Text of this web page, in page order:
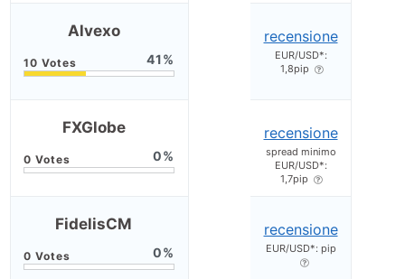
Alvexo
41
recensione
EUR/USD*:
1,8pip
FXGlobe
0
recensione
spread minimo
EUR/USD*:
1,7pip
FidelisCM
0
recensione
EUR/USD*: pip